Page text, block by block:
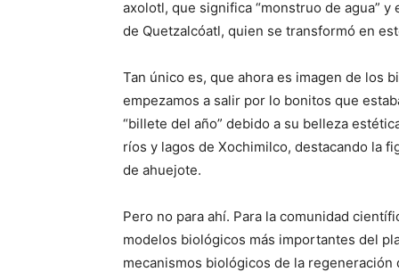
axolotl, que significa “monstruo de agua”
de Quetzalcóatl, quien se transformó en
Tan único es, que ahora es imagen de los
empezamos a salir por lo bonitos que
“billete del año” debido a su belleza
ríos y lagos de Xochimilco, destacando la
de ahuejote.
Pero no para ahí. Para la comunidad
modelos biológicos más importantes del
mecanismos biológicos de la